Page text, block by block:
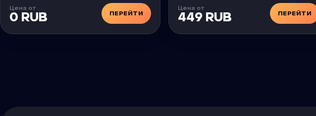
Цена от
0 RUB ПЕРЕЙТИ
Цена от
449 RUB ПЕРЕЙТИ